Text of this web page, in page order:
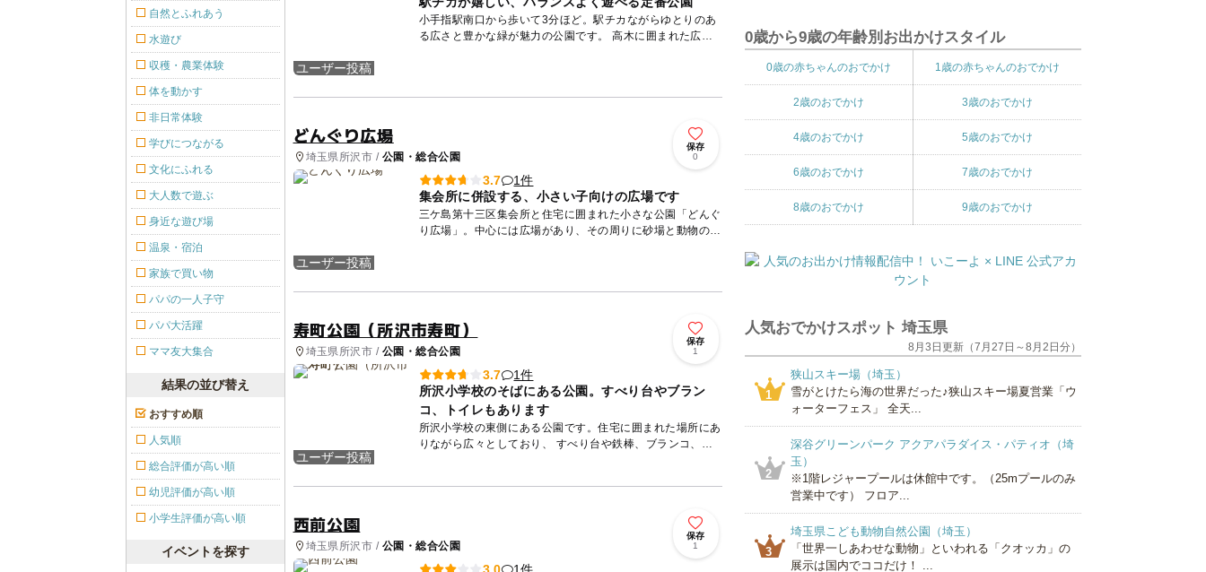
ユーザー投稿
小手指駅南口から歩いて3分ほど。駅チカながらゆとりのあ
る広さと豊かな緑が魅力の公園です。 高木に囲まれた広場
どんぐり広場
埼玉県所沢市 / 公園・総合公園
保存
0
ユーザー投稿
3.7
1件
集会所に併設する、小さい子向けの広場です
三ケ島第十三区集会所と住宅に囲まれた小さな公園「どんぐ
り広場」。中心には広場があり、その周りに砂場と動物の象
寿町公園（所沢市寿町）
埼玉県所沢市 / 公園・総合公園
保存
1
ユーザー投稿
3.7
1件
所沢小学校のそばにある公園。すべり台やブラン
コ、トイレもあります
所沢小学校の東側にある公園です。住宅に囲まれた場所にあ
りながら広々としており、 すべり台や鉄棒、ブランコ、ク
西前公園
埼玉県所沢市 / 公園・総合公園
保存
1
1件
自然とふれあう
水遊び
収穫・農業体験
体を動かす
非日常体験
学びにつながる
文化にふれる
大人数で遊ぶ
身近な遊び場
温泉・宿泊
家族で買い物
パパの一人子守
パパ大活躍
ママ友大集合
結果の並び替え
おすすめ順
人気順
総合評価が高い順
幼児評価が高い順
小学生評価が高い順
イベントを探す
0歳から9歳の年齢別お出かけスタイル
0歳の赤ちゃんのおでかけ 1歳の赤ちゃんのおでかけ
2歳のおでかけ 3歳のおでかけ
4歳のおでかけ 5歳のおでかけ
6歳のおでかけ 7歳のおでかけ
8歳のおでかけ 9歳のおでかけ
人気おでかけスポット 埼玉県
8月3日更新（7月27日～8月2日分）
1
狭山スキー場（埼玉）
雪がとけたら海の世界だった♪狭山スキー場夏営業「ウ
ォーターフェス」 全天...
2
深谷グリーンパーク アクアパラダイス・パティオ（埼
玉）
※1階レジャープールは休館中です。（25mプールのみ
営業中です） フロア...
3
埼玉県こども動物自然公園（埼玉）
「世界一しあわせな動物」といわれる「クオッカ」の
展示は国内でココだけ！ ...